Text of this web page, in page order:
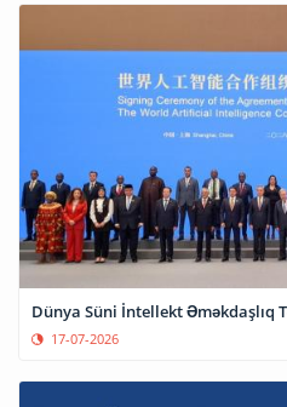
Dünya Süni İntellekt Əməkdaşlıq
17-07-2026